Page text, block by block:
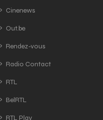
Cinenews
Out.be
Rendez-vous
Radio Contact
RTL
BelRTL
RTL Play